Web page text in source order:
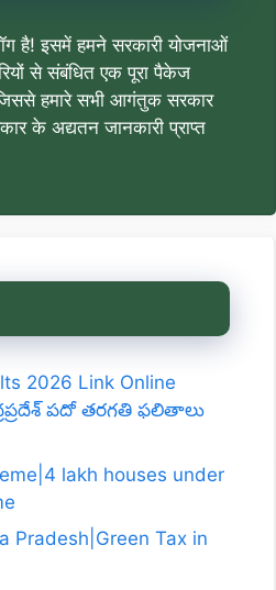
है! इसमें हमने सरकारी योजनाओं
से संबंधित एक पूरा पैकेज
हमारे सभी आगंतुक सरकार
के अद्यतन जानकारी प्राप्त
2026 Link Online
పదో తరగతి ఫలితాలు
lakh houses under
Pradesh|Green Tax in